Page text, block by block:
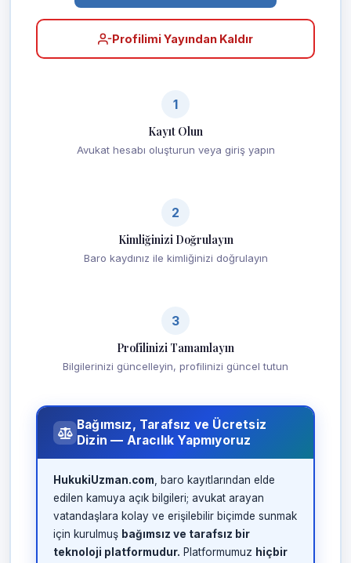
Profilimi Yayından Kaldır
1
Kayıt Olun
Avukat hesabı oluşturun veya giriş yapın
2
Kimliğinizi Doğrulayın
Baro kaydınız ile kimliğinizi doğrulayın
3
Profilinizi Tamamlayın
Bilgilerinizi güncelleyin, profilinizi güncel tutun
Bağımsız, Tarafsız ve Ücretsiz
Dizin — Aracılık Yapmıyoruz
HukukiUzman.com , baro kayıtlarından elde
edilen kamuya açık bilgileri; avukat arayan
vatandaşlara kolay ve erişilebilir biçimde sunmak
için kurulmuş bağımsız ve tarafsız bir
teknoloji platformudur. Platformumuz hiçbir